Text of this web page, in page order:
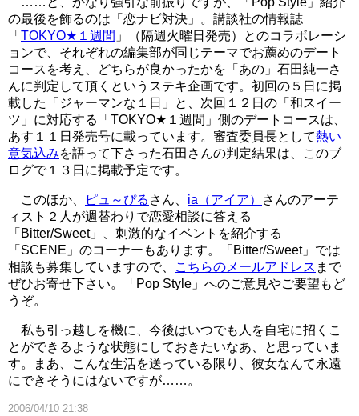
の最後を飾るのは「恋ナビ対決」。講談社の情報誌
「 TOKYO★１週間 」（隔週火曜日発売）とのコラボレーシ
ョンで、それぞれの編集部が同じテーマでお薦めのデート
コースを考え、どちらが良かったかを「あの」石田純一さ
んに判定して頂くというステキ企画です。初回の５日に掲
載した「ジャーマンな１日」と、次回１２日の「和スイー
ツ」に対応する「TOKYO★１週間」側のデートコースは、
あす１１日発売号に載っています。審査委員長として熱い
意気込みを語って下さった石田さんの判定結果は、このブ
ログで１３日に掲載予定です。
このほか、 ピュ～ぴる さん、 ia（アイア）
さんのアーテ
ィスト２人が週替わりで恋愛相談に答える
「Bitter/Sweet」、刺激的なイベントを紹介する
「SCENE」のコーナーもあります。「Bitter/Sweet」では
相談も募集していますので、
こちらのメールアドレス まで
ぜひお寄せ下さい。「Pop Style」へのご意見やご要望もど
うぞ。
私も引っ越しを機に、今後はいつでも人を自宅に招くこ
とができるような状態にしておきたいなあ、と思っていま
す。まあ、こんな生活を送っている限り、彼女なんて永遠
にできそうにはないですが……。
2006/04/10 21:38